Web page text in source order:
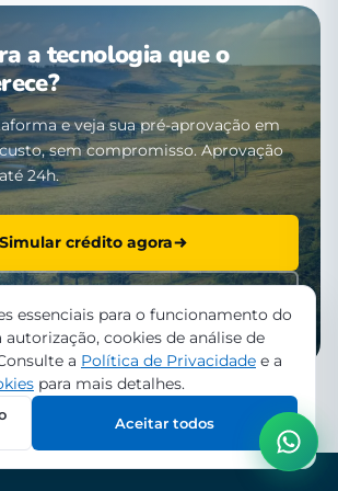
a tecnologia que o
e veja sua pré-aprovação em
sem compromisso. Aprovação
24h.
Simular crédito agora
essenciais para o funcionamento do
autorização, cookies de análise de
a Política de Privacidade e a
para mais detalhes.
Aceitar todos